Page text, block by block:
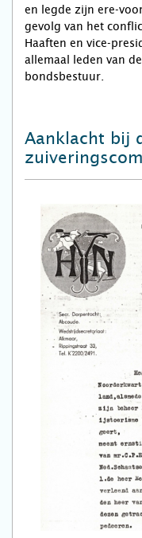
en legde zijn ere-
gevolg van het
Haaften en vice-
allemaal leden van
bondsbestuur.
Aanklacht bij